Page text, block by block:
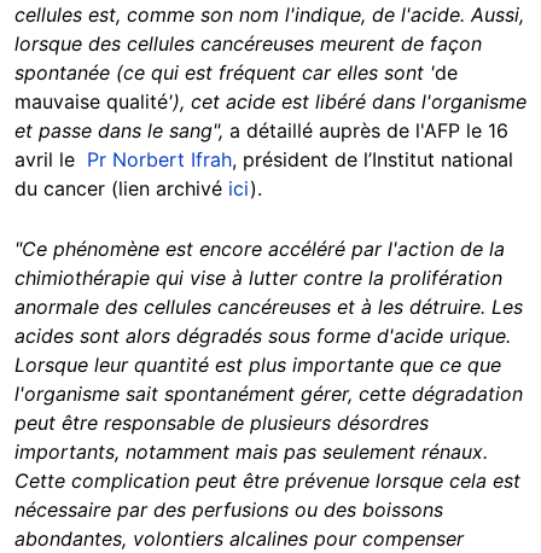
cellules est, comme son nom l'indique, de l'acide. Aussi,
lorsque des cellules cancéreuses meurent de façon
spontanée (ce qui est fréquent car elles sont 'de
mauvaise qualité'), cet acide est libéré dans l'organisme
et passe dans le sang", a détaillé auprès de l'AFP le 16
avril le Pr Norbert Ifrah, président de l’Institut national
du cancer (lien archivé ici).
"Ce phénomène est encore accéléré par l'action de la
chimiothérapie qui vise à lutter contre la prolifération
anormale des cellules cancéreuses et à les détruire. Les
acides sont alors dégradés sous forme d'acide urique.
Lorsque leur quantité est plus importante que ce que
l'organisme sait spontanément gérer, cette dégradation
peut être responsable de plusieurs désordres
importants, notamment mais pas seulement rénaux.
Cette complication peut être prévenue lorsque cela est
nécessaire par des perfusions ou des boissons
abondantes, volontiers alcalines pour compenser